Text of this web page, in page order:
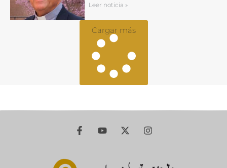
Leer noticia »
Cargar más